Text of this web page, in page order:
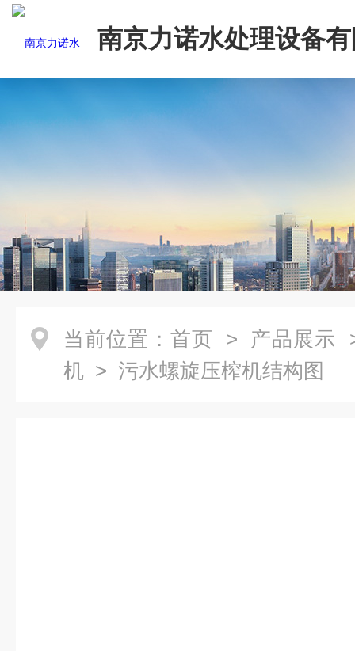
南京力诺水处理设备
当前位置： 首页 > 产品展示
机 > 污水螺旋压榨机结构图